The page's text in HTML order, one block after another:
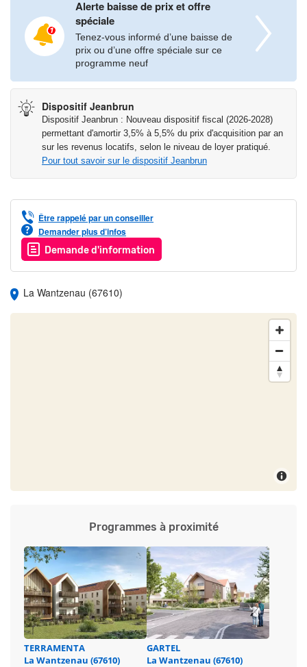
Alerte baisse de prix et offre
spéciale
Tenez-vous informé d’une baisse de
prix ou d’une offre spéciale sur ce
programme neuf
Dispositif Jeanbrun
Dispositif Jeanbrun : Nouveau dispositif fiscal (2026-2028)
permettant d'amortir 3,5% à 5,5% du prix d'acquisition par an
sur les revenus locatifs, selon le niveau de loyer pratiqué.
Pour tout savoir sur le dispositif Jeanbrun
Être rappelé par un conseiller
Demander plus d’infos
Demande d'information
La Wantzenau (67610)
Programmes à proximité
TERRAMENTA
La Wantzenau (67610)
GARTEL
La Wantzenau (67610)